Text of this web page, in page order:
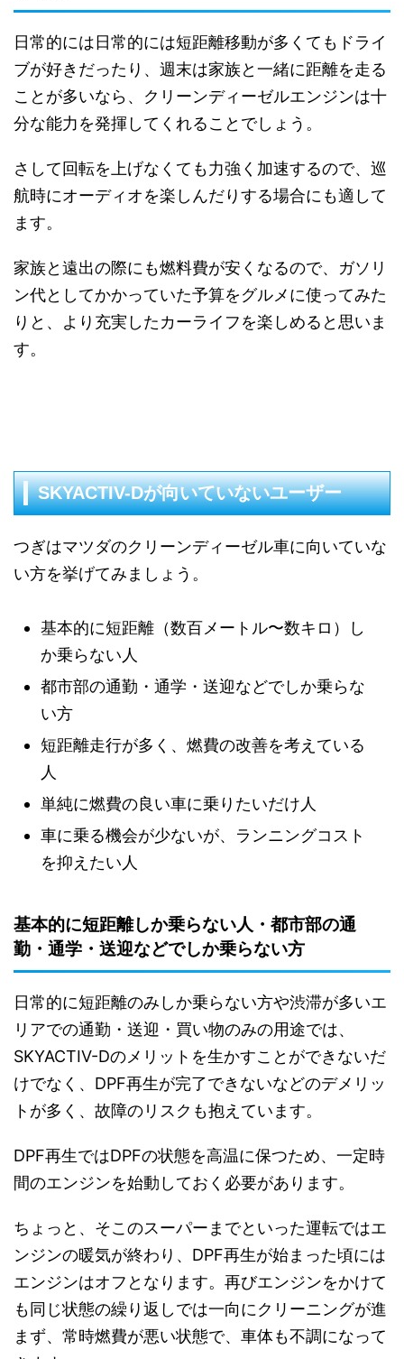
日常的には日常的には短距離移動が多くてもドライ
ブが好きだったり、週末は家族と一緒に距離を走る
ことが多いなら、クリーンディーゼルエンジンは十
分な能力を発揮してくれることでしょう。
さして回転を上げなくても力強く加速するので、巡
航時にオーディオを楽しんだりする場合にも適して
ます。
家族と遠出の際にも燃料費が安くなるので、ガソリ
ン代としてかかっていた予算をグルメに使ってみた
りと、より充実したカーライフを楽しめると思いま
す。
SKYACTIV-Dが向いていないユーザー
つぎはマツダのクリーンディーゼル車に向いていな
い方を挙げてみましょう。
基本的に短距離（数百メートル〜数キロ）し
か乗らない人
都市部の通勤・通学・送迎などでしか乗らな
い方
短距離走行が多く、燃費の改善を考えている
人
単純に燃費の良い車に乗りたいだけ人
車に乗る機会が少ないが、ランニングコスト
を抑えたい人
基本的に短距離しか乗らない人・都市部の通
勤・通学・送迎などでしか乗らない方
日常的に短距離のみしか乗らない方や渋滞が多いエ
リアでの通勤・送迎・買い物のみの用途では、
SKYACTIV-Dのメリットを生かすことができないだ
けでなく、DPF再生が完了できないなどのデメリッ
トが多く、故障のリスクも抱えています。
DPF再生ではDPFの状態を高温に保つため、一定時
間のエンジンを始動しておく必要があります。
ちょっと、そこのスーパーまでといった運転ではエ
ンジンの暖気が終わり、DPF再生が始まった頃には
エンジンはオフとなります。再びエンジンをかけて
も同じ状態の繰り返しでは一向にクリーニングが進
まず、常時燃費が悪い状態で、車体も不調になって